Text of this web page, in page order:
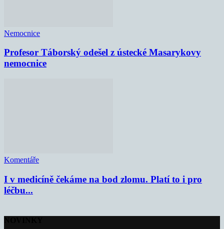
Nemocnice
Profesor Táborský odešel z ústecké Masarykovy
nemocnice
Komentáře
I v medicíně čekáme na bod zlomu. Platí to i pro
léčbu...